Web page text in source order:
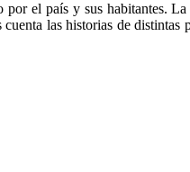
por el país y sus habitantes.
las historias de distintas